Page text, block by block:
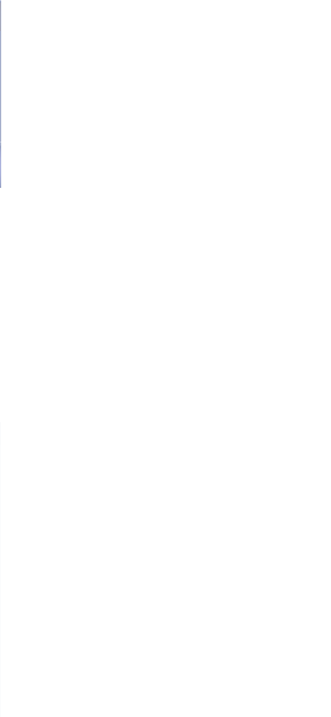
ต่อามอร์นี่